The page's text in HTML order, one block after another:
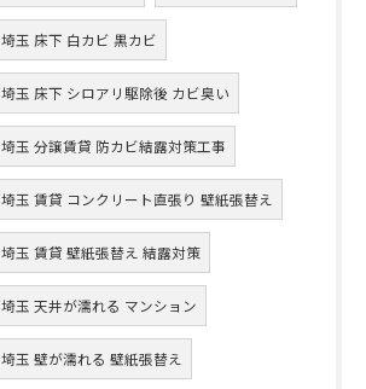
埼玉 床下 白カビ 黒カビ
埼玉 床下 シロアリ駆除後 カビ臭い
埼玉 分譲賃貸 防カビ結露対策工事
埼玉 賃貸 コンクリート直張り 壁紙張替え
埼玉 賃貸 壁紙張替え 結露対策
埼玉 天井が濡れる マンション
埼玉 壁が濡れる 壁紙張替え